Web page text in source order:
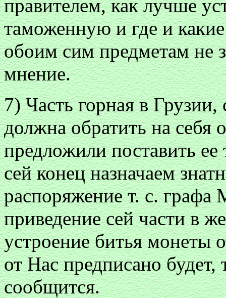
правителем, как лучше
таможенную и где и
обоим сим предметам не
мнение.
7) Часть горная в
должна обратить на
предложили поставить
сей конец назначаем
распоряжение т. с.
приведение сей части в
устроение битья монеты
от Нас предписано будет,
сообщится.